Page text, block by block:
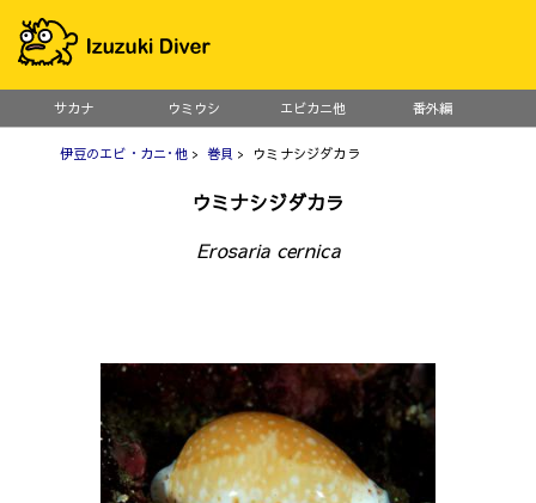
サカナ ウミウシ エビカニ他 番外編
伊豆のエビ・カニ･他> 巻貝 > ウミナシジダカラ
ウミナシジダカラ
Erosaria cernica